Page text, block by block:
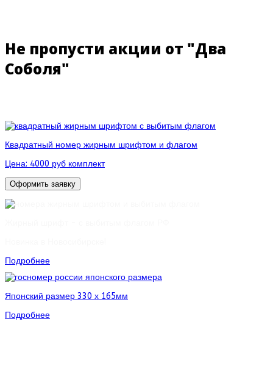
Не пропусти акции от "Два
Соболя"
Квадратный номер жирным шрифтом и флагом
Цена: 4000 руб комплект
Оформить заявку
Подробнее
Японский размер 330 х 165мм
Подробнее